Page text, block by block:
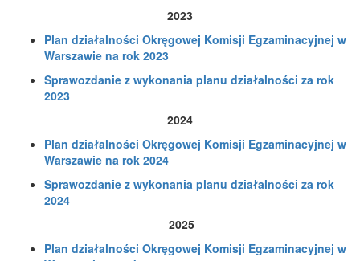
2023
Plan działalności Okręgowej Komisji Egzaminacyjnej w
Warszawie na rok 2023
Sprawozdanie z wykonania planu działalności za rok
2023
2024
Plan działalności Okręgowej Komisji Egzaminacyjnej w
Warszawie na rok 2024
Sprawozdanie z wykonania planu działalności za rok
2024
2025
Plan działalności Okręgowej Komisji Egzaminacyjnej w